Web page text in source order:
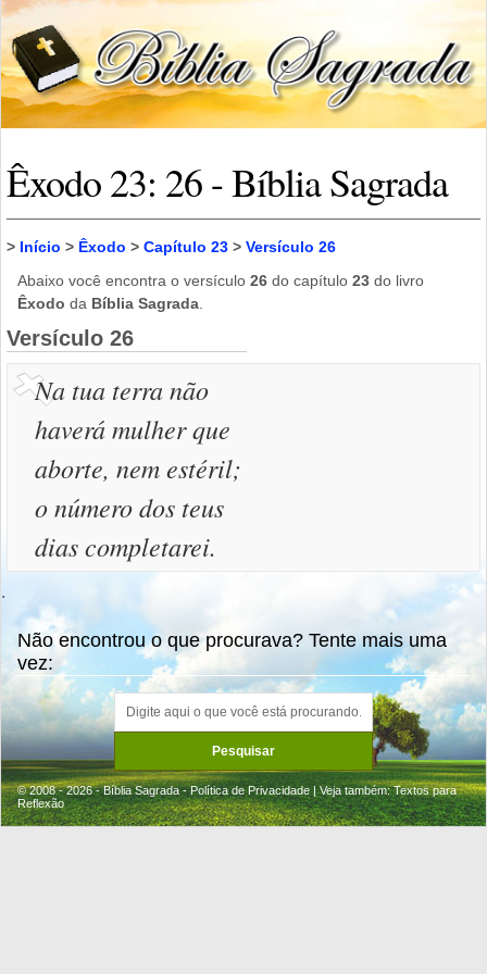
Êxodo 23: 26 - Bíblia Sagrada
> Início > Êxodo > Capítulo 23 > Versículo 26
Abaixo você encontra o versículo 26 do capítulo 23 do livro
Êxodo da Bíblia Sagrada
Versículo 26
Na tua terra não
haverá mulher que
aborte, nem estéril;
o número dos teus
dias completarei.
.
Não encontrou o que procurava? Tente mais uma
vez:
© 2008 - 2026 - Bíblia Sagrada -Política de Privacidade | Veja também:Textos para
Reflexão